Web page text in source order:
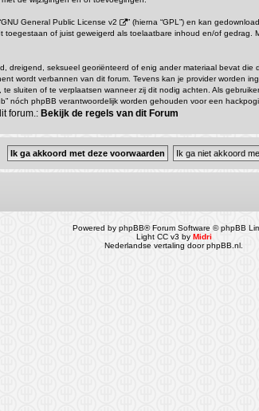
GNU General Public License v2 ” (hierna “GPL”) en kan
of juist geweigerd als toelaatbare inhoud en/of gedrag.
seksueel georiënteerd of enig ander materiaal bevat
wordt verbannen van dit forum. Tevens kan je provider worden
sluiten of te verplaatsen wanneer zij dit nodig achten. Als
nóch phpBB verantwoordelijk worden gehouden voor een
forum.: Bekijk de regels van dit Forum
Powered by phpBB® Forum Software © phpBB
Light CC v3 by Midri
Nederlandse vertaling doorphpBB.nl